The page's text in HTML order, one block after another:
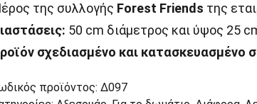
της συλλογής Forest Friends της
50 cm διάμετρος και ύψος 25
σχεδιασμένο και κατασκευασμένο
προϊόντος:Δ097